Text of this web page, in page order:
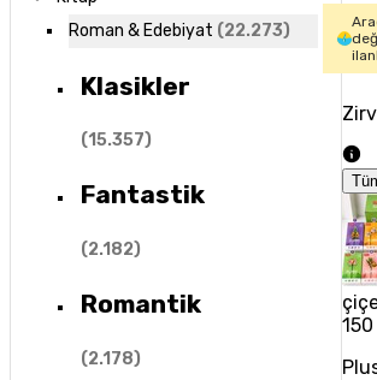
Roman & Edebiyat (22.273)
Klasikler
(15.357)
Fantastik
(2.182)
Romantik
(2.178)